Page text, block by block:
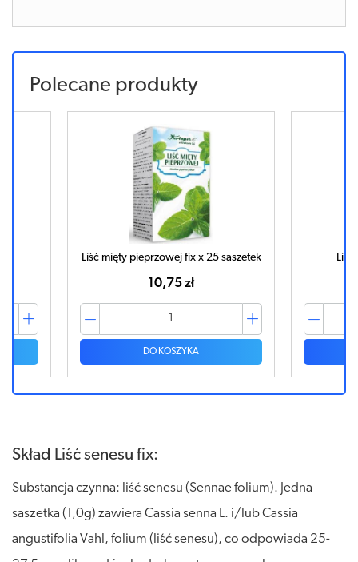
Polecane produkty
Liść senesu fix x 50 sztuk
9,03 zł
DO KOSZYKA
Skład Liść senesu fix:
Substancja czynna: liść senesu (Sennae folium). Jedna
saszetka (1,0g) zawiera Cassia senna L. i/lub Cassia
angustifolia Vahl, folium (liść senesu), co odpowiada 25-